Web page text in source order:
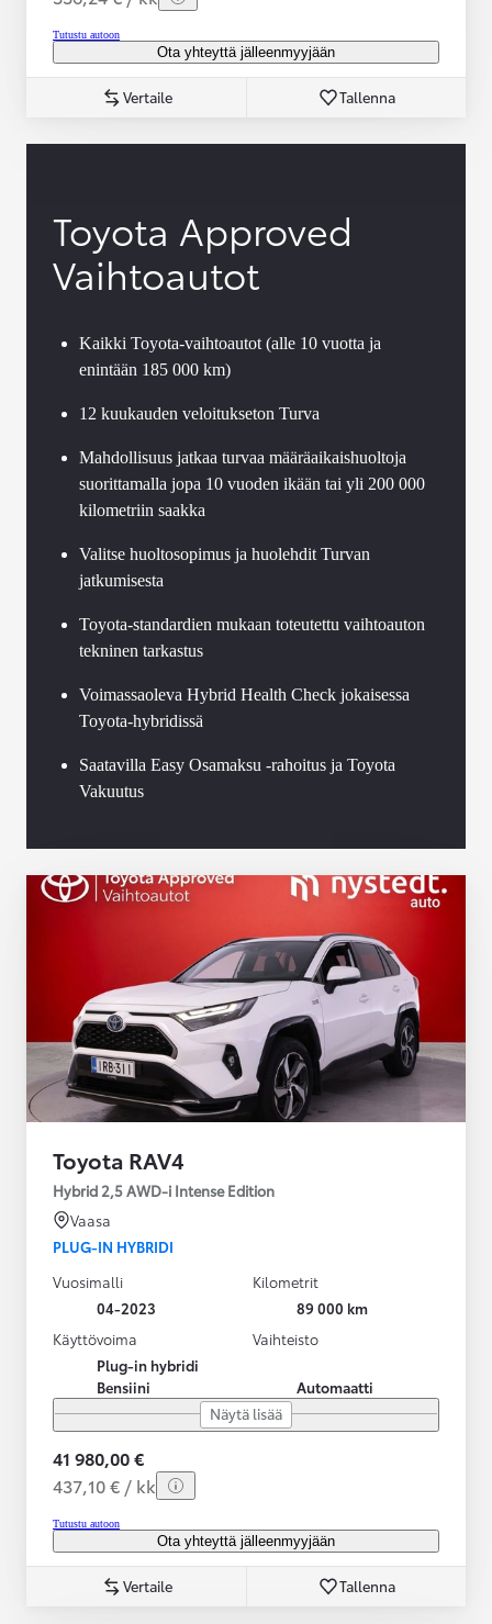
Tutustu autoon
Ota yhteyttä jälleenmyyjään
Vertaile Tallenna
Toyota Approved
Vaihtoautot
Kaikki Toyota-vaihtoautot (alle 10 vuotta ja
enintään 185 000 km)
12 kuukauden veloitukseton Turva
Mahdollisuus jatkaa turvaa määräaikaishuoltoja
suorittamalla jopa 10 vuoden ikään tai yli 200 000
kilometriin saakka
Valitse huoltosopimus ja huolehdit Turvan
jatkumisesta
Toyota-standardien mukaan toteutettu vaihtoauton
tekninen tarkastus
Voimassaoleva Hybrid Health Check jokaisessa
Toyota-hybridissä
Saatavilla Easy Osamaksu -rahoitus ja Toyota
Vakuutus
Toyota RAV4
Hybrid 2,5 AWD-i Intense Edition
Vaasa
PLUG-IN HYBRIDI
Vuosimalli
04-2023
Kilometrit
89 000 km
Käyttövoima
Plug-in hybridi
Bensiini
Vaihteisto
Automaatti
Näytä lisää
41 980,00 €
437,10 € / kk
Tutustu autoon
Ota yhteyttä jälleenmyyjään
Vertaile Tallenna